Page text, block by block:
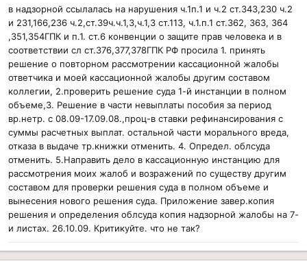
в надзорной ссылалась на нарушения ч.1п.1 и ч.2 ст.343,230 ч.2
и 231,166,236 ч.2,ст.39ч.ч.1,3,ч.1,3 ст.113, ч.1.п.1 ст.362, 363, 364
,351,354ГПК и п.1. ст.6 конвенции о защите прав человека и в
соответствии сл ст.376,377,378ГПК РФ просила 1. принять
решение о повторном рассмотрении кассационной жалобы
ответчика и моей кассационной жалобы другим составом
коллегии, 2.проверить решение суда 1-й инстанции в полном
объеме,3. Решение в части невыплаты пособия за период
вр.нетр. с 08.09-17.09.08.,проц-в ставки рефинансирования с
суммы расчетных выплат. остальной части морального вреда,
отказа в выдаче тр.книжки отменить. 4. Определ. облсуда
отменить. 5.Направить дело в кассационную инстанцию для
рассмотрения моих жалоб и возражений по существу другим
составом для проверки решения суда в полном объеме и
вынесения нового решения суда. Приложение завер.копия
решения и определения облсуда копия надзорной жалобы на 7-
и листах. 26.10.09. Критикуйте. что не так?